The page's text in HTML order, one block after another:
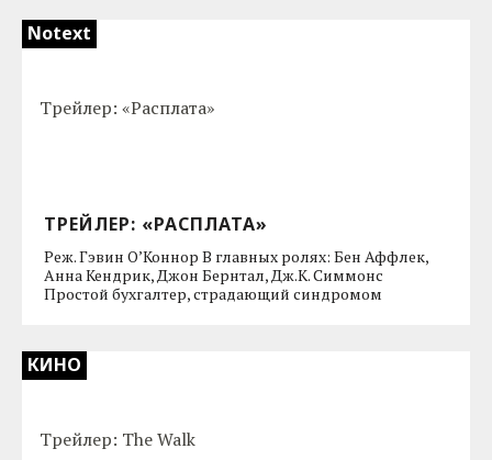
Notext
ТРЕЙЛЕР: «РАСПЛАТА»
Реж. Гэвин О’Коннор В главных ролях: Бен Аффлек,
Анна Кендрик, Джон Бернтал, Дж.К. Симмонс
Простой бухгалтер, страдающий синдромом
КИНО